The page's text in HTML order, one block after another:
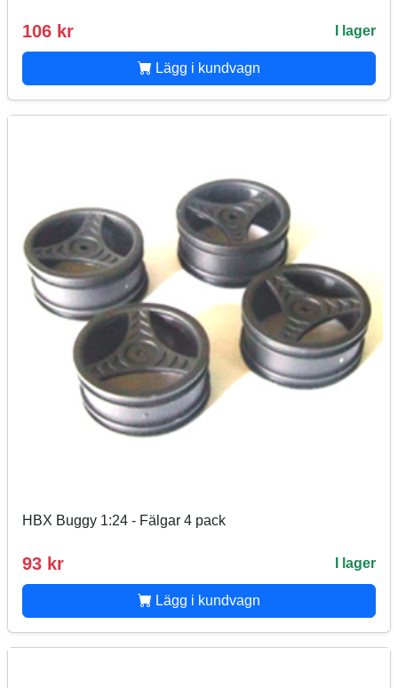
106 kr I lager
Lägg i kundvagn
HBX Buggy 1:24 - Fälgar 4 pack
93 kr I lager
Lägg i kundvagn